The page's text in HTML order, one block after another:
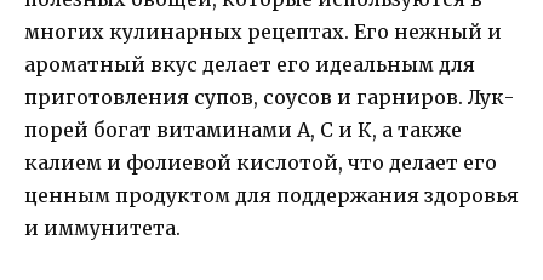
многих кулинарных рецептах. Его нежный и
ароматный вкус делает его идеальным для
приготовления супов, соусов и гарниров. Лук-
порей богат витаминами А, С и К, а также
калием и фолиевой кислотой, что делает его
ценным продуктом для поддержания здоровья
и иммунитета.